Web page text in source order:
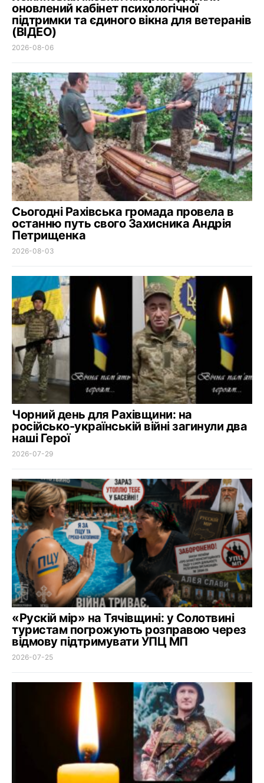
оновлений кабінет психологічної
підтримки та єдиного вікна для ветеранів
(ВІДЕО)
2026-08-06
Сьогодні Рахівська громада провела в
останню путь свого Захисника Андрія
Петрищенка
2026-08-03
Чорний день для Рахівщини: на
російсько-українській війні загинули два
наші Герої
2026-07-29
«Рускій мір» на Тячівщині: у Солотвині
туристам погрожують розправою через
відмову підтримувати УПЦ МП
2026-07-25